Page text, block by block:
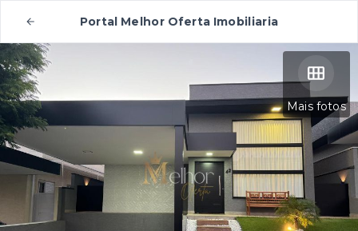
Portal Melhor Oferta Imobiliaria
Mais fotos